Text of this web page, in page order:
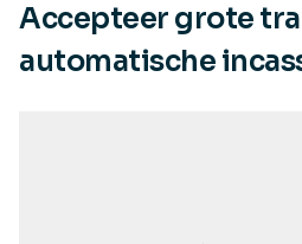
Accepteer grote
automatische